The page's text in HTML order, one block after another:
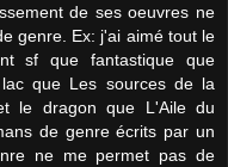
de ses oeuvres ne
genre. Ex: j'ai aimé tout le
sf que fantastique que
que Les sources de la
le dragon que L'Aile du
de genre écrits par un
ne me permet pas de